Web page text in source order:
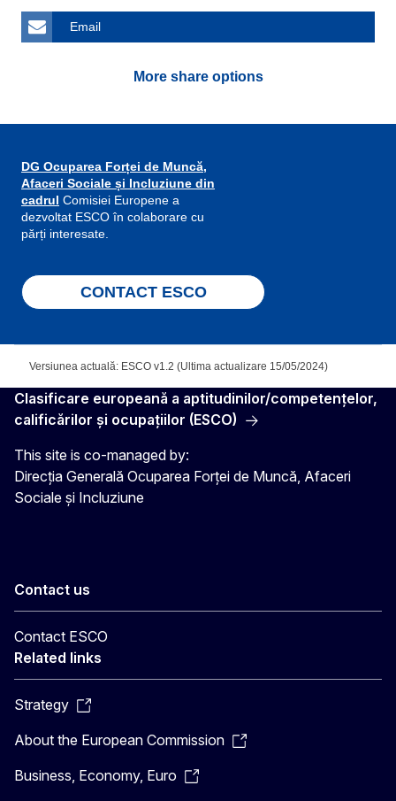
Email
More share options
DG Ocuparea Forței de Muncă,
Afaceri Sociale și Incluziune din
cadrul Comisiei Europene a
dezvoltat ESCO în colaborare cu
părți interesate.
CONTACT ESCO
Versiunea actuală: ESCO v1.2 (Ultima actualizare 15/05/2024)
Clasificare europeană a aptitudinilor/competenţelor,
calificărilor şi ocupaţiilor (ESCO)
This site is co-managed by:
Direcția Generală Ocuparea Forței de Muncă, Afaceri
Sociale și Incluziune
Contact us
Contact ESCO
Related links
Strategy
About the European Commission
Business, Economy, Euro